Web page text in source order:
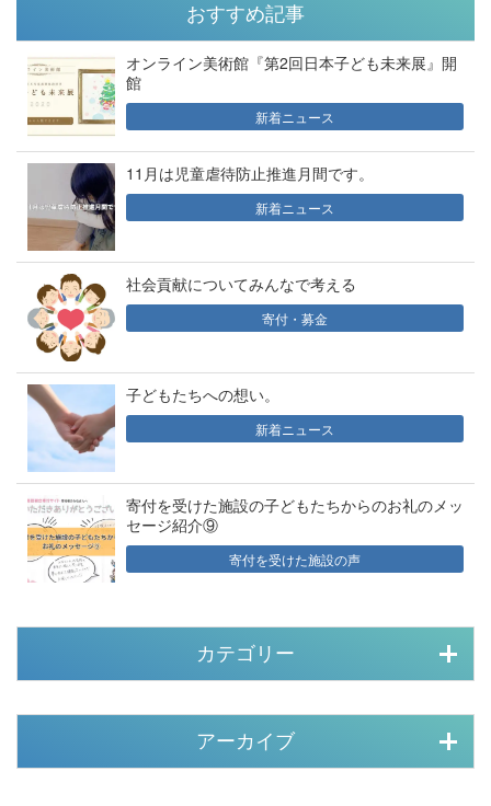
おすすめ記事
オンライン美術館『第2回日本子ども未来展』開
館
新着ニュース
11月は児童虐待防止推進月間です。
新着ニュース
社会貢献についてみんなで考える
寄付・募金
子どもたちへの想い。
新着ニュース
寄付を受けた施設の子どもたちからのお礼のメッ
セージ紹介⑨
寄付を受けた施設の声
カテゴリー
アーカイブ